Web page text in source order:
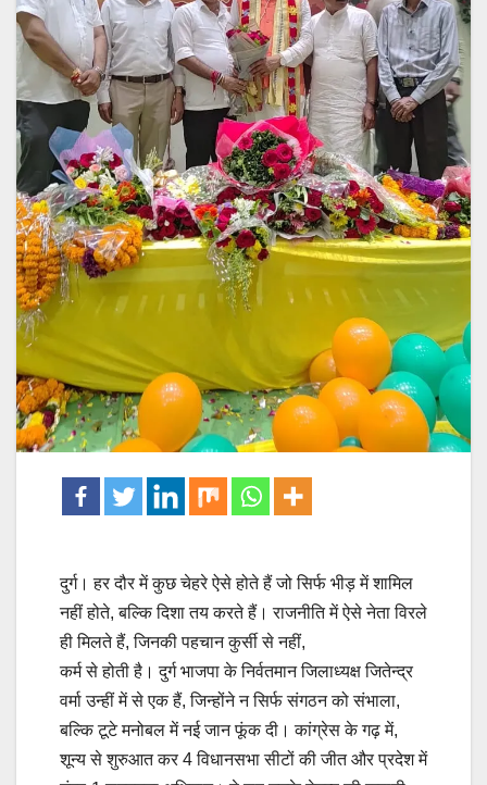
दुर्ग। हर दौर में कुछ चेहरे ऐसे होते हैं जो सिर्फ भीड़ में शामिल
नहीं होते, बल्कि दिशा तय करते हैं। राजनीति में ऐसे नेता विरले
ही मिलते हैं, जिनकी पहचान कुर्सी से नहीं,
कर्म से होती है। दुर्ग भाजपा के निर्वतमान जिलाध्यक्ष जितेन्द्र
वर्मा उन्हीं में से एक हैं, जिन्होंने न सिर्फ संगठन को संभाला,
बल्कि टूटे मनोबल में नई जान फूंक दी। कांग्रेस के गढ़ में,
शून्य से शुरुआत कर 4 विधानसभा सीटों की जीत और प्रदेश में